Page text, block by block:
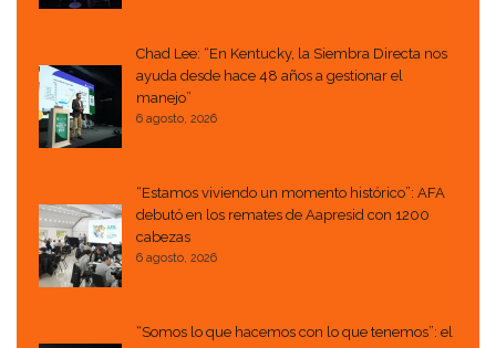
Chad Lee: “En Kentucky, la Siembra Directa nos
ayuda desde hace 48 años a gestionar el
manejo”
6 agosto, 2026
“Estamos viviendo un momento histórico”: AFA
debutó en los remates de Aapresid con 1200
cabezas
6 agosto, 2026
“Somos lo que hacemos con lo que tenemos”: el